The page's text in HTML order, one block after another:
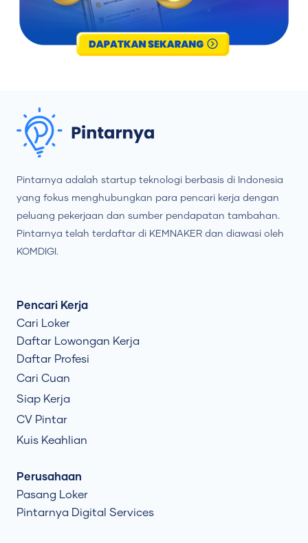
Pintarnya adalah startup teknologi berbasis di Indonesia
yang fokus menghubungkan para pencari kerja dengan
peluang pekerjaan dan sumber pendapatan tambahan.
Pintarnya telah terdaftar di KEMNAKER dan diawasi oleh
KOMDIGI.
Pencari Kerja
Cari Loker
Daftar Lowongan Kerja
Daftar Profesi
Cari Cuan
Siap Kerja
CV Pintar
Kuis Keahlian
Perusahaan
Pasang Loker
Pintarnya Digital Services